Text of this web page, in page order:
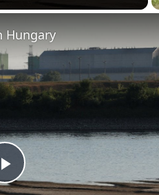
Play
Hungary